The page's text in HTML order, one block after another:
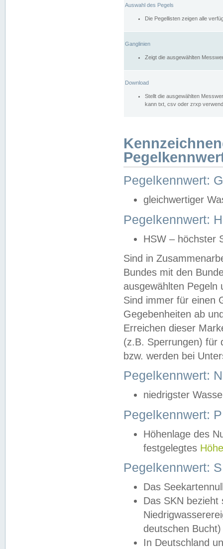
Auswahl des Pegels
Die Pegellisten zeigen alle
Ganglinien
Zeigt die ausgewählten
Download
Stellt die ausgewählten
kann txt, csv oder zrxp
Pegelkennwert:
gleichwertiger
Pegelkennwert:
HSW – höchster
Sind in
Bundes mit den
ausgewählten
Sind immer für einen
Gegebenheiten ab
Erreichen dieser
(z.B. Sperrungen) für
bzw. werden bei
Pegelkennwert:
niedrigster
Pegelkennwert:
Höhenlage des
festgelegtes
Pegelkennwert:
Das
Das SKN
deutschen
In Deutschland